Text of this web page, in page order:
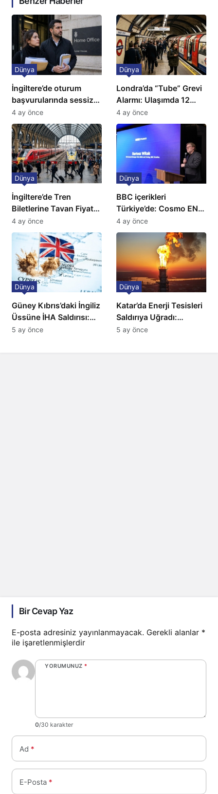
İngiltere’de oturum
başvurularında sessiz
kriz: Büyükelçilikten
açıklama!
Dünya
4 ay önce
Londra’da “Tube” Grevi
Alarmı: Ulaşımda 12
Günlük Kaos Kapıda
Dünya
4 ay önce
İngiltere’de Tren
Biletlerine Tavan Fiyat:
Ulaşımda Yeni
Düzenleme
Dünya
4 ay önce
BBC içerikleri
Türkiye’de: Cosmo EN
ve BBC Player yayında
Dünya
4 ay önce
Güney Kıbrıs’daki İngiliz
Üssüne İHA Saldırısı:
Patlama, Sirenler ve
Dünya
5 ay önce
Katar’da Enerji Tesisleri
Saldırıya Uğradı:
Avrupa’da Doğalgaz
Dünya
5 ay önce
Bir Cevap Yaz
E-posta adresiniz yayınlanmayacak. Gerekli alanlar *
ile işaretlenmişlerdir
YORUMUNUZ *
0/30 karakter
Ad *
E-Posta *